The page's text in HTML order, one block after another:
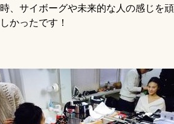
、サイボーグや未来的な人の感じを
かったです！